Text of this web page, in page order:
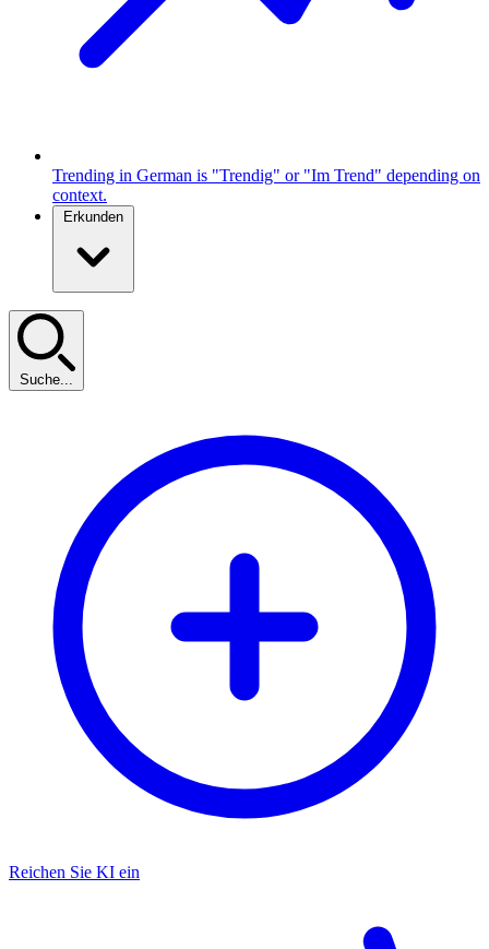
Trending in German is "Trendig" or "Im Trend" depending on
context.
Erkunden
Suche...
Reichen Sie KI ein